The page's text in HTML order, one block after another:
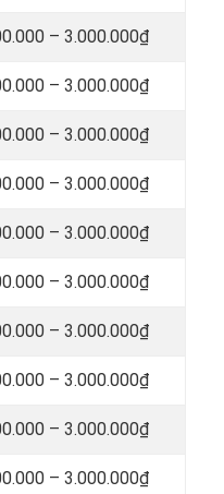
– 3.000.000₫
– 3.000.000₫
– 3.000.000₫
– 3.000.000₫
– 3.000.000₫
– 3.000.000₫
– 3.000.000₫
– 3.000.000₫
– 3.000.000₫
– 3.000.000₫